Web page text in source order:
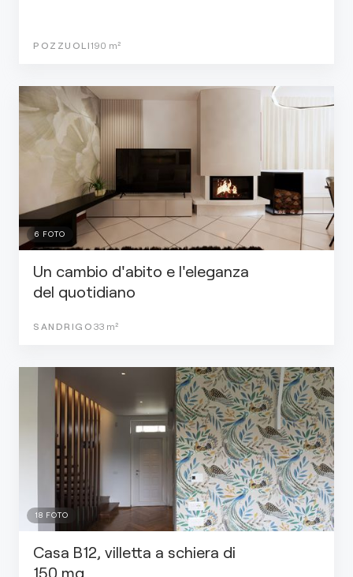
POZZUOLI190 m²
6 FOTO
Un cambio d'abito e l'eleganza
del quotidiano
SANDRIGO 33 m²
18 FOTO
Casa B12, villetta a schiera di
150 mq